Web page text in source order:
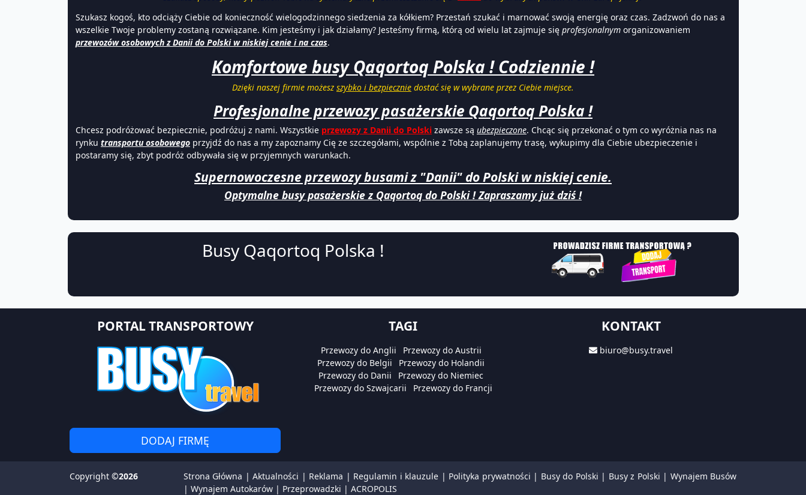
Szukasz kogoś, kto odciąży Ciebie od konieczność wielogodzinnego siedzenia za kółkiem? Przestań szukać i marnować swoją energię oraz czas. Zadzwoń do nas a
wszelkie Twoje problemy zostaną rozwiązane. Kim jesteśmy i jak działamy? Jesteśmy firmą, którą od wielu lat zajmuje się profesjonalnym organizowaniem
przewozów osobowych z Danii do Polski w niskiej cenie i na czas.
Komfortowe busy Qaqortoq Polska ! Codziennie !
Dzięki naszej firmie możesz szybko i bezpiecznie dostać się w wybrane przez Ciebie miejsce.
Profesjonalne przewozy pasażerskie Qaqortoq Polska !
Chcesz podróżować bezpiecznie, podróżuj z nami. Wszystkie przewozy z Danii do Polski zawsze są ubezpieczone. Chcąc się przekonać o tym co wyróżnia nas na
rynku transportu osobowego przyjdź do nas a my zapoznamy Cię ze szczegółami, wspólnie z Tobą zaplanujemy trasę, wykupimy dla Ciebie ubezpieczenie i
postaramy się, zbyt podróż odbywała się w przyjemnych warunkach.
Supernowoczesne przewozy busami z "Danii" do Polski w niskiej cenie.
Optymalne busy pasażerskie z Qaqortoq do Polski ! Zapraszamy już dziś !
Busy Qaqortoq Polska !
PORTAL TRANSPORTOWY
DODAJ FIRMĘ
TAGI
Przewozy do Anglii
Przewozy do Austrii
Przewozy do Belgii
Przewozy do Holandii
Przewozy do Danii
Przewozy do Niemiec
Przewozy do Szwajcarii
Przewozy do Francji
KONTAKT
biuro@busy.travel
Copyright ©2026 Strona Główna |Aktualności | Reklama | Regulamin i klauzule | Polityka prywatności | Busy do Polski | Busy z Polski | Wynajem Busów
| Wynajem Autokarów | Przeprowadzki | ACROPOLIS